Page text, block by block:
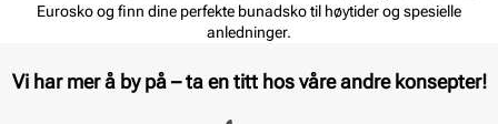
Eurosko og finn dine perfekte bunadsko til høytider og spesielle
anledninger.
Vi har mer å by på – ta en titt hos våre andre konsepter!